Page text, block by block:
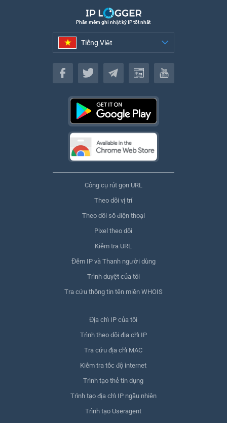
Phần mềm ghi nhật ký IP tốt nhất
Tiếng Việt
Tiếng Việt
Công cụ rút gọn URL
Theo dõi vị trí
Theo dõi số điện thoại
Pixel theo dõi
Kiểm tra URL
Đếm IP và Thanh người dùng
Trình duyệt của tôi
Tra cứu thông tin tên miền WHOIS
Địa chỉ IP của tôi
Trình theo dõi địa chỉ IP
Tra cứu địa chỉ MAC
Kiểm tra tốc độ internet
Trình tạo thẻ tín dụng
Trình tạo địa chỉ IP ngẫu nhiên
Trình tạo Useragent